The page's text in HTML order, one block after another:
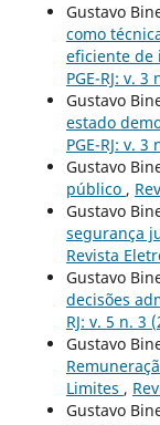
Gustavo
como
eficiente de
PGE-RJ: v. 3
Gustavo
estado
PGE-RJ: v. 3
Gustavo
público ,
Gustavo
segurança
Revista
Gustavo
decisões
RJ: v. 5 n. 3
Gustavo
Limites ,
Gustavo